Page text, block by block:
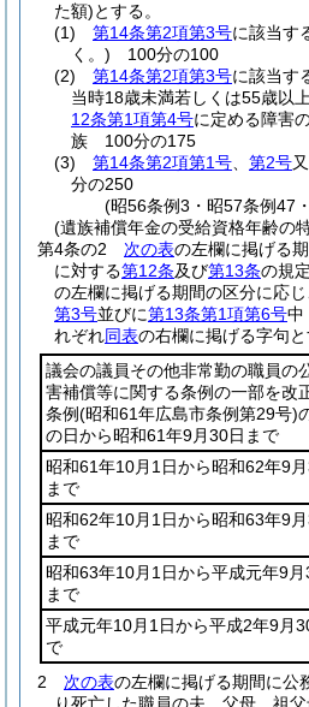
た額)とする。
(1)
第14条第2項第3号に該当す
く。) 100分の100
(2)
第14条第2項第3号に該当す
当時18歳未満若しくは55歳以
12条第1項第4号に定める障害
族 100分の175
(3)
第14条第2項第1号 第2号
分の250
(昭56条例3・昭57条例47
(遺族補償年金の受給資格年齢の
第4条の2
次の表の左欄に掲げる
に対する第12条及び第13条の規
の左欄に掲げる期間の区分に応じ
第3号並びに第13条第1項第6号中
れぞれ同表の右欄に掲げる字句と
議会の議員その他非常勤の職員の
害補償等に関する条例の一部を改
条例(昭和61年広島市条例第29号)
の日から昭和61年9月30日まで
昭和61年10月1日から昭和62年9
まで
昭和62年10月1日から昭和63年9
まで
昭和63年10月1日から平成元年9月
まで
平成元年10月1日から平成2年9月
で
2 次の表の左欄に掲げる期間に公